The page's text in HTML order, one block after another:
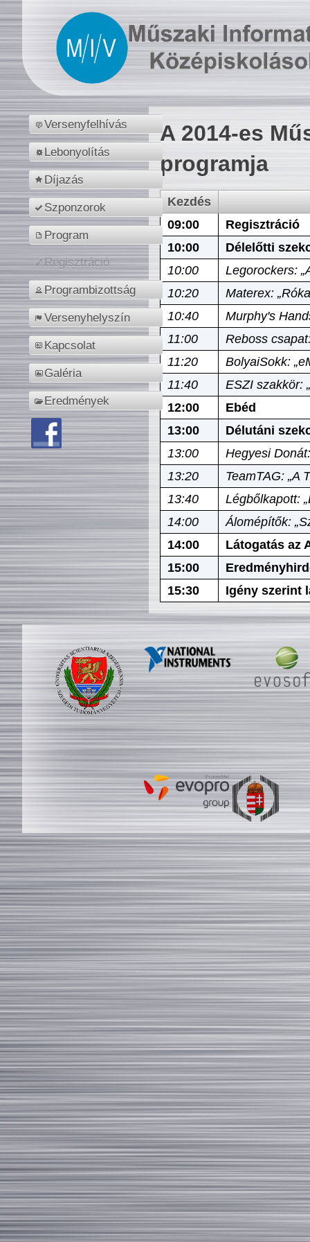
Versenyfelhívás
Lebonyolítás
Díjazás
Szponzorok
Program
Regisztráció
Programbizottság
Versenyhelyszín
Kapcsolat
Galéria
Eredmények
A 2014-es
programja
Kezdés
09:00
Regisztráció
10:00
Délelőtti
10:00
Legorockers:
10:20
Materex:
10:40
Murphy's
11:00
Reboss
11:20
BolyaiSokk:
11:40
ESZI szakkör:
12:00
Ebéd
13:00
Délutáni
13:00
Hegyesi
13:20
TeamTAG: „A
13:40
Légbőlkapott:
14:00
Álomépítők:
14:00
Látogatás az
15:00
15:30
Igény szerint